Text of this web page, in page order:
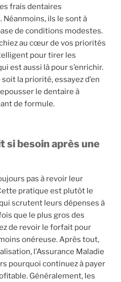
frais dentaires
ils le sont à
de conditions modestes.
au cœur de vos priorités
pour tirer les
est aussi là pour s’enrichir.
la priorité, essayez d’en
le dentaire à
de formule.
si besoin après une
pas à revoir leur
pratique est plutôt le
scrutent leurs dépenses à
que le plus gros des
de revoir le forfait pour
onéreuse. Après tout,
l’Assurance Maladie
pourquoi continuez à payer
Généralement, les